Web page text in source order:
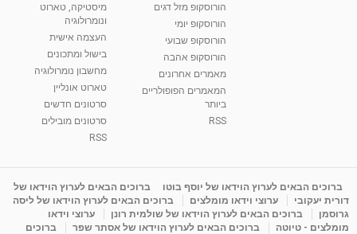
01:46
רנה רז-גילו -טיפול אנרגטי ויעוץ רוחני - נומרולוגית
2,315 צפיות
סודות בתאריך הלידה, משמעות חודש הלידה -
ינואר זינה ליבשיץ נומרולוגית
09:12
מדיטציה בדמיון מודרך - היכרות עם האני הפנימי
מאת admin 11 שנים 3,650 צפיות
הורוסקופ מזל דגים
הורוסקופ יומי
הורוסקופ שבועי
הורוסקופ אהבה
מאמרים אחרונים
המאמרים הפופולריים
ביותר
RSS
מיסטיקה, טארוט
ונומרולוגיה
העצמה אישית
בישול ומתכונים
מחשבון נומרולוגיה
טארוט אונליין
סרטונים חדשים
סרטונים מובילים
RSS
ברוכים הבאים לערוץ הוידאו של יוסף בוטו
ברוכים הבאים לערוץ הוידאו של
דורית יעקובי
ערוצי וידאו מומלצים
ברוכים הבאים לערוץ הוידאו של ליסה
גרוסמן
ברוכים הבאים לערוץ הוידאו של שולמית רונן
ערוצי וידאו
מומלצים - טיוטה
ברוכים הבאים לערוץ הוידאו של אסתר שפר
ברוכים